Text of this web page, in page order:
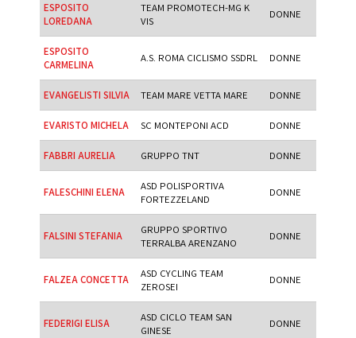
ESPOSITO
LOREDANA
TEAM PROMOTECH-MG K
VIS
DONNE
ESPOSITO
CARMELINA
A.S. ROMA CICLISMO SSDRL DONNE
EVANGELISTI SILVIA TEAM MARE VETTA MARE DONNE
EVARISTO MICHELA SC MONTEPONI ACD DONNE
FABBRI AURELIA GRUPPO TNT DONNE
FALESCHINI ELENA
ASD POLISPORTIVA
FORTEZZELAND
DONNE
FALSINI STEFANIA
GRUPPO SPORTIVO
TERRALBA ARENZANO
DONNE
FALZEA CONCETTA
ASD CYCLING TEAM
ZEROSEI
DONNE
FEDERIGI ELISA
ASD CICLO TEAM SAN
GINESE
DONNE